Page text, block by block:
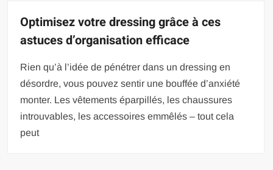
Optimisez votre dressing grâce à ces
astuces d’organisation efficace
Rien qu’à l’idée de pénétrer dans un dressing en
désordre, vous pouvez sentir une bouffée d’anxiété
monter. Les vêtements éparpillés, les chaussures
introuvables, les accessoires emmêlés – tout cela
peut